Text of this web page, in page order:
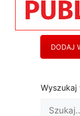
DODAJ
Wyszukaj